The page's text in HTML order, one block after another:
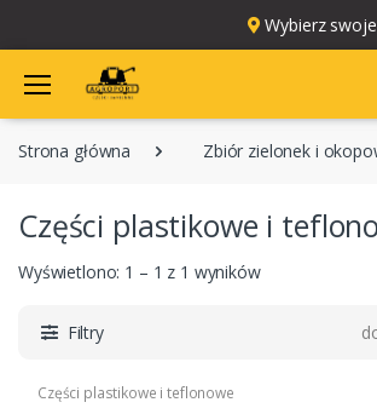
Wybierz
Strona główna Zbiór zielonek i
Części plastikowe i
Wyświetlono: 1 – 1 z 1 wyników
Filtry
Części plastikowe i teflonowe